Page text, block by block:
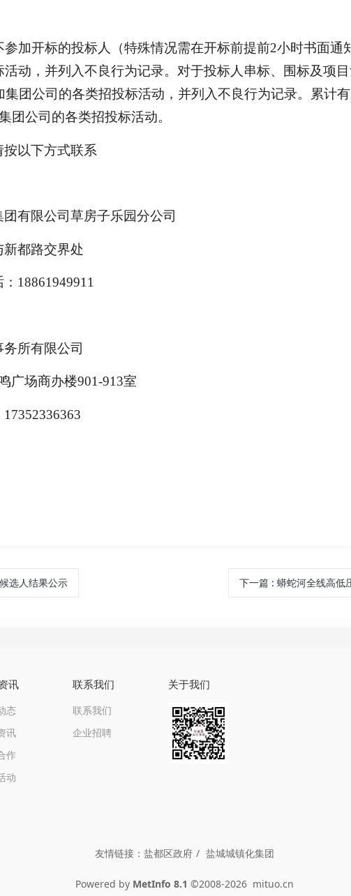
加开标的投标人（特殊情况需在开标前提前2小时书面通
动，并列入不良行为记录。对于投标人串标、围标及项
团公司的各类招投标活动，并列入不良行为记录。累计
团公司的各类招投标活动。
以下方式联系
有限公司草房子乐园分公司
都路交界处
18861949911
所有限公司
广场商办楼901-913室
17352336363
选人结果公示 下一篇: 蟒蛇河全线高低
讯
态
讯
作
动
联系我们
联系我们
企业招聘
关于我们
友情链接： 盐都区政府 盐城城镇化集团
Powered by MetInfo 8.1 ©2008-2026 mituo.cn